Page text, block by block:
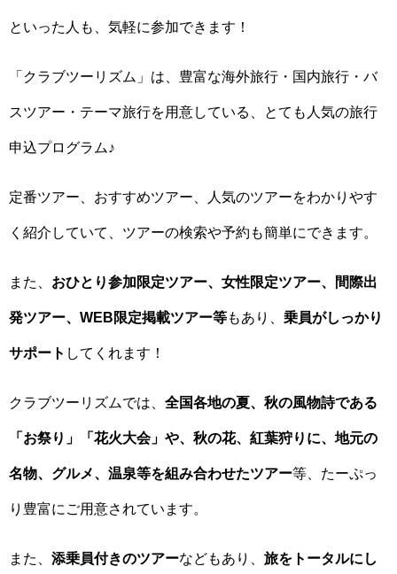
といった人も、気軽に参加できます！
「クラブツーリズム」は、豊富な海外旅行・国内旅行・バ
スツアー・テーマ旅行を用意している、とても人気の旅行
申込プログラム♪
定番ツアー、おすすめツアー、人気のツアーをわかりやす
く紹介していて、ツアーの検索や予約も簡単にできます。
また、 おひとり参加限定ツアー、女性限定ツアー、間際出
発ツアー、WEB限定掲載ツアー等もあり、 乗員がしっかり
サポート してくれます！
クラブツーリズムでは、 全国各地の夏、秋の風物詩である
「お祭り」「花火大会」や、秋の花、紅葉狩りに、地元の
名物、グルメ、温泉等を組み合わせたツアー等、たーぷっ
り豊富にご用意されています。
また、 添乗員付きのツアーなどもあり、 旅をトータルにし